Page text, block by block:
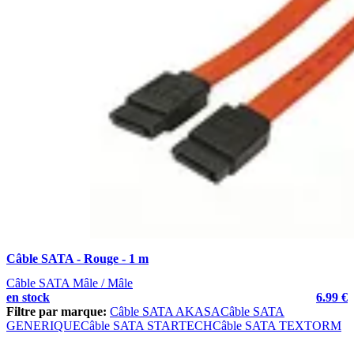
Câble SATA - Rouge - 1 m
Câble SATA Mâle / Mâle
en stock
6.99 €
Filtre par marque: Câble SATA AKASACâble SATA
GENERIQUECâble SATA STARTECHCâble SATA TEXTORM